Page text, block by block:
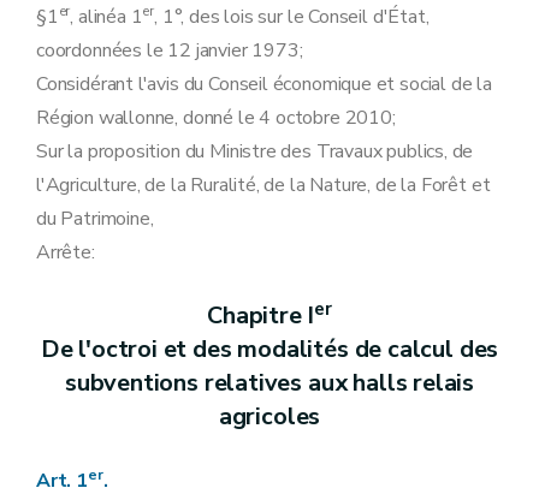
§1er, alinéa 1er, 1°, des lois sur le Conseil d'État,
coordonnées le 12 janvier 1973;
Considérant l'avis du Conseil économique et social de la
Région wallonne, donné le 4 octobre 2010;
Sur la proposition du Ministre des Travaux publics, de
l'Agriculture, de la Ruralité, de la Nature, de la Forêt et
du Patrimoine,
Arrête:
Chapitre Ier
De l'octroi et des modalités de calcul des
subventions relatives aux halls relais
agricoles
Art. 1er.